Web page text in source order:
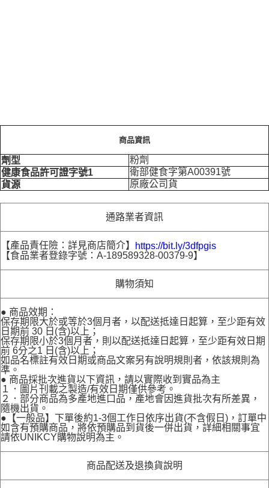
商品資訊
劑型
粉劑
健康食品許可證字號1
衛部健食字第A00391號
貨源
原廠公司貨
通路業者資訊
【產品責任險：詳見商店簡介】
https://bit.ly/3dfpgis
【食品業者登錄字號：A-189589328-00379-9】
購物須知
● 商品效期：
保存期限大於或等於3個月者，以配送抵達日起算，至少距有效
日期前 30 日(含)以上；
保存期限小於3個月者，則以配送抵達日起算，至少距有效日期
前 6分之1 日(含)以上；
如品名標註有效日期或商品文案另有說明規則者，依該規則為
準。
● 商品採批次進貨以下資訊，請以實際收到實品為主
１．圖片刊載之製造/有效日期僅供參考。
２．部分商品為多產地進口品，產地會因進貨批次有所差異，
隨機出貨。
●【一般品】下單後約1-3個工作日依序出貨(不含假日)，訂單中
如含有預購商品，將依預購品到貨後一併出貨，詳細相關事宜
請依UNIKCY購物說明為主。
商品配送及退換貨說明